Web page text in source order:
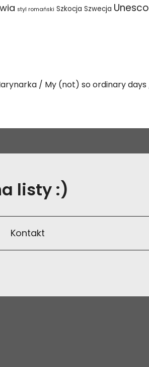
styl romański Szkocja Szwecja Unesco
My (not) so ordinary days
listy :)
Kontakt